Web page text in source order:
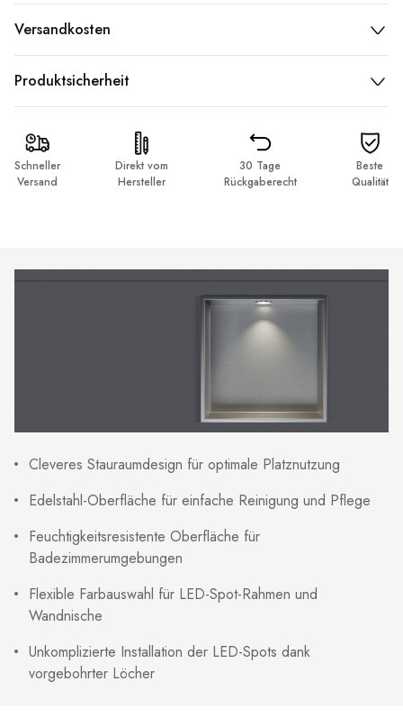
Versandkosten
Produktsicherheit
Schneller
Versand
Direkt vom
Hersteller
30 Tage
Rückgaberecht
Beste
Qualität
Cleveres Stauraumdesign für optimale Platznutzung
Edelstahl-Oberfläche für einfache Reinigung und Pflege
Feuchtigkeitsresistente Oberfläche für
Badezimmerumgebungen
Flexible Farbauswahl für LED-Spot-Rahmen und
Wandnische
Unkomplizierte Installation der LED-Spots dank
vorgebohrter Löcher